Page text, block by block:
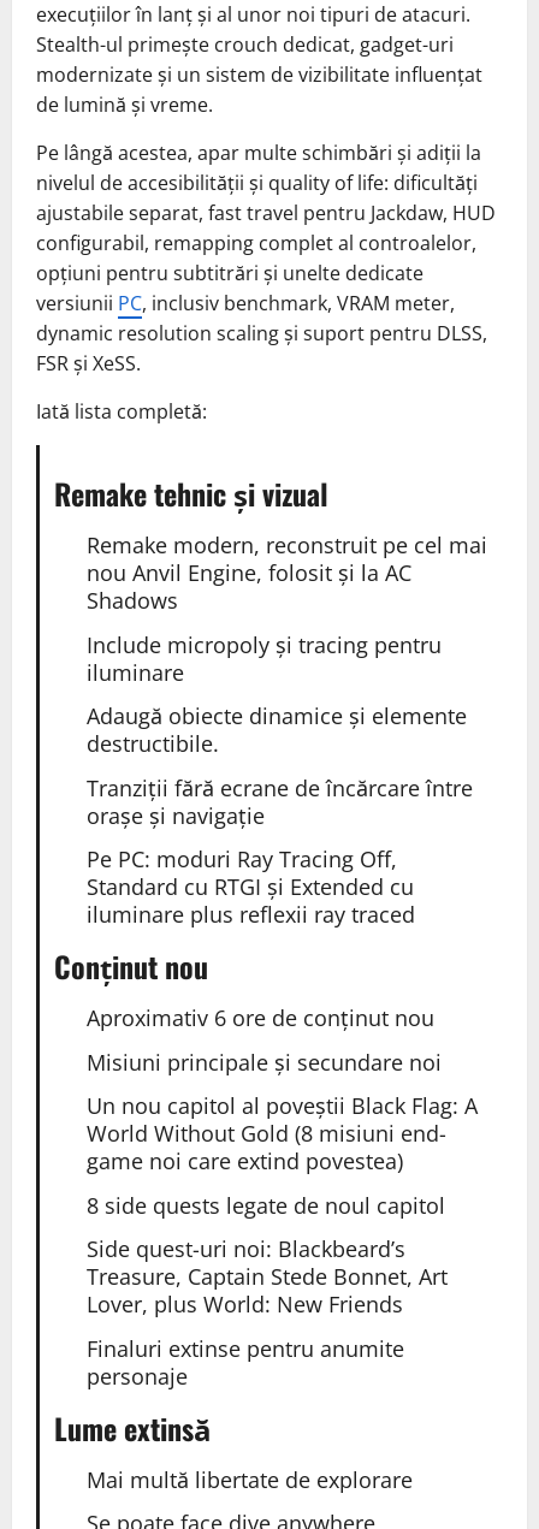
execuțiilor în lanț și al unor noi tipuri de atacuri.
Stealth-ul primește crouch dedicat, gadget-uri
modernizate și un sistem de vizibilitate influențat
de lumină și vreme.
Pe lângă acestea, apar multe schimbări și adiții la
nivelul de accesibilității și quality of life: dificultăți
ajustabile separat, fast travel pentru Jackdaw, HUD
configurabil, remapping complet al controalelor,
opțiuni pentru subtitrări și unelte dedicate
versiunii PC, inclusiv benchmark, VRAM meter,
dynamic resolution scaling și suport pentru DLSS,
FSR și XeSS.
Iată lista completă:
Remake tehnic și vizual
Remake modern, reconstruit pe cel mai
nou Anvil Engine, folosit și la AC
Shadows
Include micropoly și tracing pentru
iluminare
Adaugă obiecte dinamice și elemente
destructibile.
Tranziții fără ecrane de încărcare între
orașe și navigație
Pe PC: moduri Ray Tracing Off,
Standard cu RTGI și Extended cu
iluminare plus reflexii ray traced
Conținut nou
Aproximativ 6 ore de conținut nou
Misiuni principale și secundare noi
Un nou capitol al poveștii Black Flag: A
World Without Gold (8 misiuni end-
game noi care extind povestea)
8 side quests legate de noul capitol
Side quest-uri noi: Blackbeard’s
Treasure, Captain Stede Bonnet, Art
Lover, plus World: New Friends
Finaluri extinse pentru anumite
personaje
Lume extinsă
Mai multă libertate de explorare